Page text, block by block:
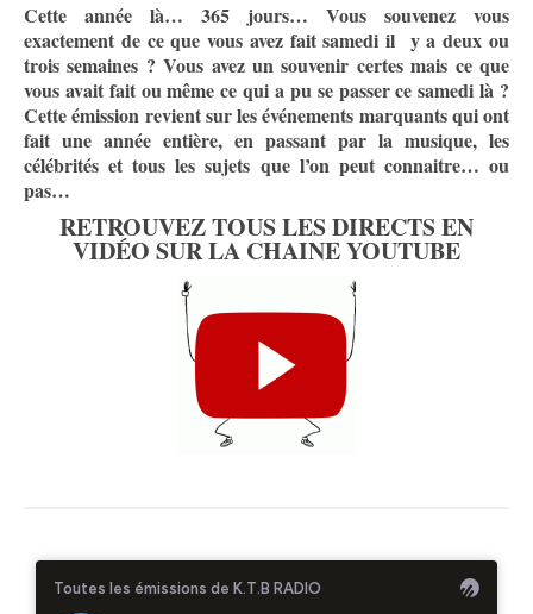
Cette année là… 365 jours… Vous souvenez vous
exactement de ce que vous avez fait samedi il y a deux ou
trois semaines ? Vous avez un souvenir certes mais ce que
vous avait fait ou même ce qui a pu se passer ce samedi là ?
Cette émission revient sur les événements marquants qui ont
fait une année entière, en passant par la musique, les
célébrités et tous les sujets que l’on peut connaitre… ou
pas…
RETROUVEZ TOUS LES DIRECTS EN
VIDÉO SUR LA CHAINE YOUTUBE